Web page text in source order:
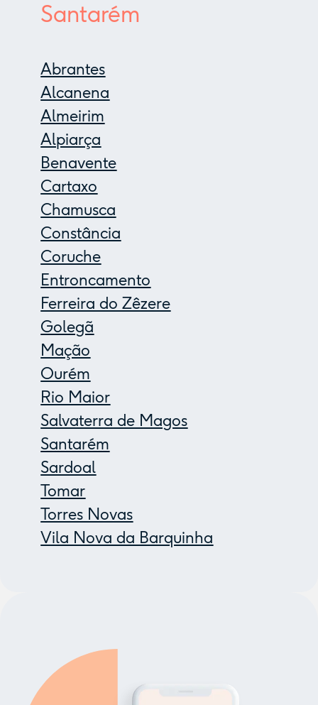
Santarém
Abrantes
Alcanena
Almeirim
Alpiarça
Benavente
Cartaxo
Chamusca
Constância
Coruche
Entroncamento
Ferreira do Zêzere
Golegã
Mação
Ourém
Rio Maior
Salvaterra de Magos
Santarém
Sardoal
Tomar
Torres Novas
Vila Nova da Barquinha